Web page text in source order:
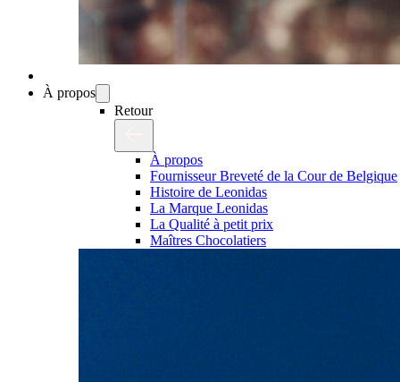
À propos
Retour
À propos
Fournisseur Breveté de la Cour de Belgique
Histoire de Leonidas
La Marque Leonidas
La Qualité à petit prix
Maîtres Chocolatiers